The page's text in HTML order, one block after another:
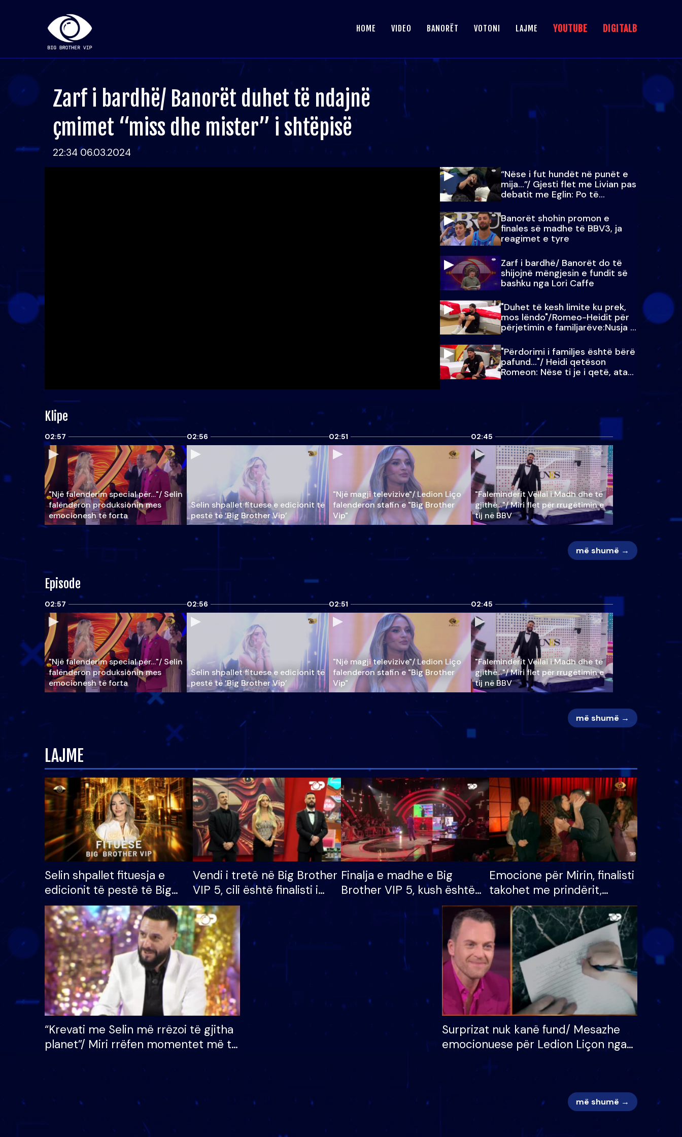
HOME VIDEO BANORËT VOTONI LAJME YOUTUBE DIGITALB
Zarf i bardhë/ Banorët duhet të ndajnë
çmimet “miss dhe mister” i shtëpisë
22:34 06.03.2024
“Nëse i fut hundët në punët e
mija…”/ Gjesti flet me Livian pas
debatit me Eglin: Po të
paralajmëroj
Banorët shohin promon e
finales së madhe të BBV3, ja
reagimet e tyre
Zarf i bardhë/ Banorët do të
shijojnë mëngjesin e fundit së
bashku nga Lori Caffe
"Duhet të kesh limite ku prek,
mos lëndo"/Romeo-Heidit për
përjetimin e familjarëve:Nusja e
Julit…
"Përdorimi i familjes është bërë
pafund…"/ Heidi qetëson
Romeon: Nëse ti je i qetë, ata
qetësohen
Klipe
02:57
"Një falenderim special për…"/ Selin
falënderon produksionin mes
emocionesh të forta
02:56
Selin shpallet fituese e edicionit të
pestë të ‘Big Brother Vip’
02:51
"Një magji televizive"/ Ledion Liço
falenderon stafin e "Big Brother
Vip"
02:45
"Faleminderit Vëllai i Madh dhe të
gjithë…"/ Miri flet për rrugëtimin e
tij në BBV
më shumë →
Episode
02:57
"Një falenderim special për…"/ Selin
falënderon produksionin mes
emocionesh të forta
02:56
Selin shpallet fituese e edicionit të
pestë të ‘Big Brother Vip’
02:51
"Një magji televizive"/ Ledion Liço
falenderon stafin e "Big Brother
Vip"
02:45
"Faleminderit Vëllai i Madh dhe të
gjithë…"/ Miri flet për rrugëtimin e
tij në BBV
më shumë →
LAJME
Selin shpallet fituesja e
edicionit të pestë të Big
Brother VIP, rrëmben
çmimin e madh prej 100
mijë eurosh
Vendi i tretë në Big Brother
VIP 5, cili është finalisti i
radhës që lë shtëpinë
Finalja e madhe e Big
Brother VIP 5, kush është
banori i parë që lë shtëpinë
dhe humb mundësinë për
të fituar çmimin e madh
Emocione për Mirin, finalisti
takohet me prindërit,
vajzën dhe bashkëshorten:
S’kemi ndonjë letër divorci
apo jo?
“Krevati me Selin më rrëzoi të gjitha
planet”/ Miri rrëfen momentet më të
mungojë zilja e mëngjesit kur…
Surprizat nuk kanë fund/ Mesazhe
emocionuese për Ledion Liçon nga
më shumë →